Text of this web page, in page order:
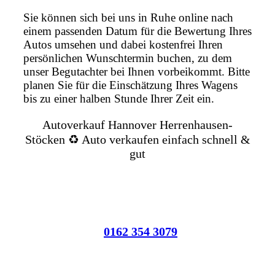
Sie können sich bei uns in Ruhe online nach
einem passenden Datum für die Bewertung Ihres
Autos umsehen und dabei kostenfrei Ihren
persönlichen Wunschtermin buchen, zu dem
unser Begutachter bei Ihnen vorbeikommt. Bitte
planen Sie für die Einschätzung Ihres Wagens
bis zu einer halben Stunde Ihrer Zeit ein.
Autoverkauf Hannover Herrenhausen-
Stöcken ♻️ Auto verkaufen einfach schnell &
gut
0162 354 3079